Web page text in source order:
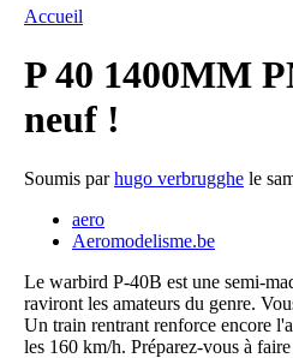
Accueil
P 40 1400MM
neuf !
Soumis parhugo verbrugghe le
aero
Aeromodelisme.be
Le warbird P-40B est une semi-
raviront les amateurs du genre.
Un train rentrant renforce encore
les 160 km/h. Préparez-vous à